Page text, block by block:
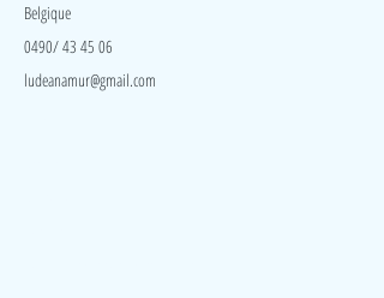
Belgique
0490/ 43 45 06
ludeanamur@gmail.com